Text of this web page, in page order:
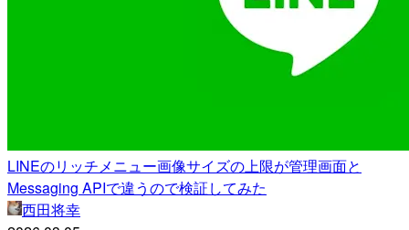
LINEのリッチメニュー画像サイズの上限が管理画面と
Messaging APIで違うので検証してみた
西田将幸